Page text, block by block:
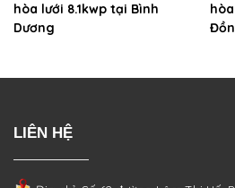
hòa lưới 8.1kwp tại Bình
Dương
LIÊN HỆ